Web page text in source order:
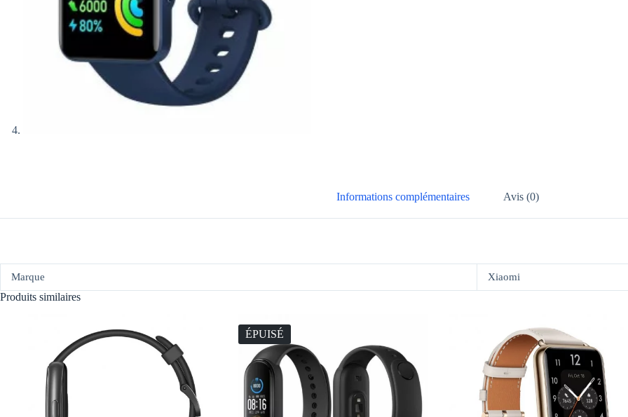
Informations complémentaires Avis (0)
Marque Xiaomi
Produits similaires
ÉPUISÉ